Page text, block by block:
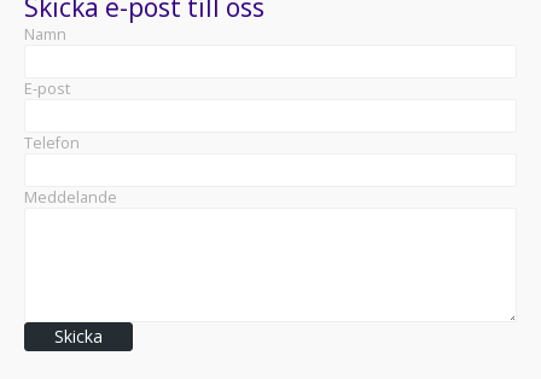
Namn
E-post
Telefon
Meddelande
Skicka